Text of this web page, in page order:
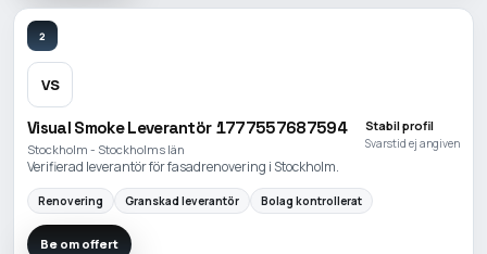
2
VS
Visual Smoke Leverantör 1777557687594
Stockholm - Stockholms län
Stabil profil
Svarstid ej angiven
Verifierad leverantör för fasadrenovering i Stockholm.
Renovering Granskad leverantör Bolag kontrollerat
Be om offert